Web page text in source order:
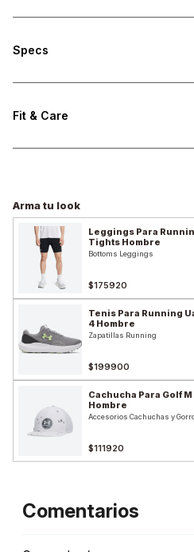
Specs
Fit & Care
Arma tu look
Leggings Para
Tights Hombre
Bottoms Leggings
$175920
Tenis Para Running
4 Hombre
Zapatillas Running
$199900
Cachucha Para Golf
Hombre
Accesorios Cachuchas y
$111920
Comentarios